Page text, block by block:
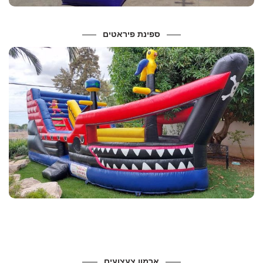
ספינת פיראטים
מידות ונתונים
מידות : אורך : 8.00 מ ,רוחב: 4.00,
מתאים לגילאי: 4-10
מחיר להשכרה – 600 ש”ח